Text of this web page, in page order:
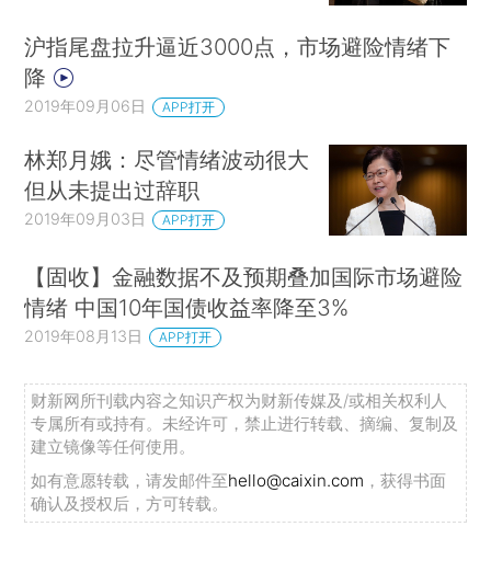
沪指尾盘拉升逼近3000点，市场避险情绪下
降
2019年09月06日 APP打开
林郑月娥：尽管情绪波动很大
但从未提出过辞职
2019年09月03日 APP打开
【固收】金融数据不及预期叠加国际市场避险
情绪 中国10年国债收益率降至3%
2019年08月13日 APP打开
财新网所刊载内容之知识产权为财新传媒及/或相关权利人
专属所有或持有。未经许可，禁止进行转载、摘编、复制及
建立镜像等任何使用。
如有意愿转载，请发邮件至hello@caixin.com ，获得书面
确认及授权后，方可转载。